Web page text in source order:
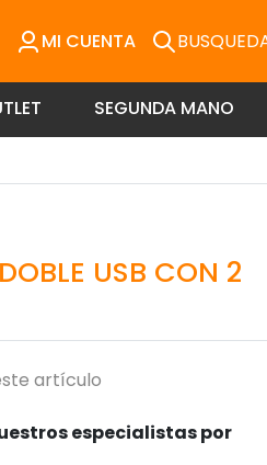
MI CUENTA
SEGUNDA MANO
USB CON 2
artículo
especialistas por